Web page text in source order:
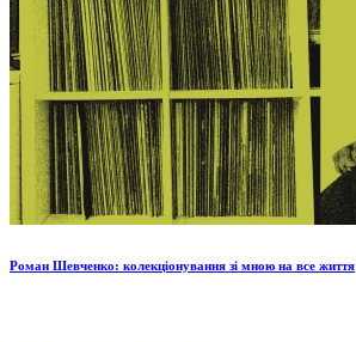
Роман Шевченко: колекціонування зі мною на все життя